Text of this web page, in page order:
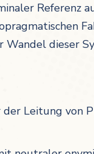
Referenz
dieser
Leitung von